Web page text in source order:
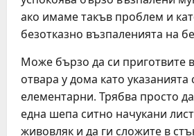
ако имаме такъв проблем и
безотказно възпаленията на
Може бързо да си приготвите
отвара у дома като указанията
елементарни. Трябва просто
една шепа ситно начукани
живовляк и да ги сложите в